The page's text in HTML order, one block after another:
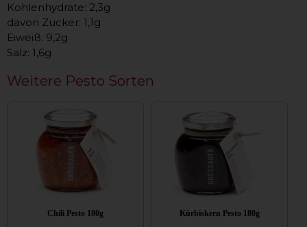
Kohlenhydrate: 2,3g
davon Zucker: 1,1g
Eiweiß: 9,2g
Salz: 1,6g
Weitere Pesto Sorten
Chili Pesto 180g Kürbiskern Pesto 180g